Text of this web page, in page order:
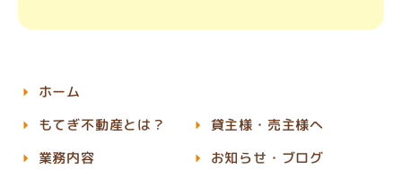
ホーム
もてぎ不動産とは？
業務内容
貸主様・売主様へ
お知らせ・ブログ